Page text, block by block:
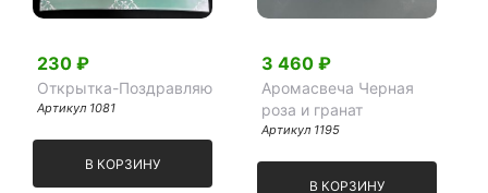
230 ₽
Открытка-Поздравляю
Артикул 1081
В КОРЗИНУ
3 460 ₽
Аромасвеча Черная
роза и гранат
Артикул 1195
В КОРЗИНУ